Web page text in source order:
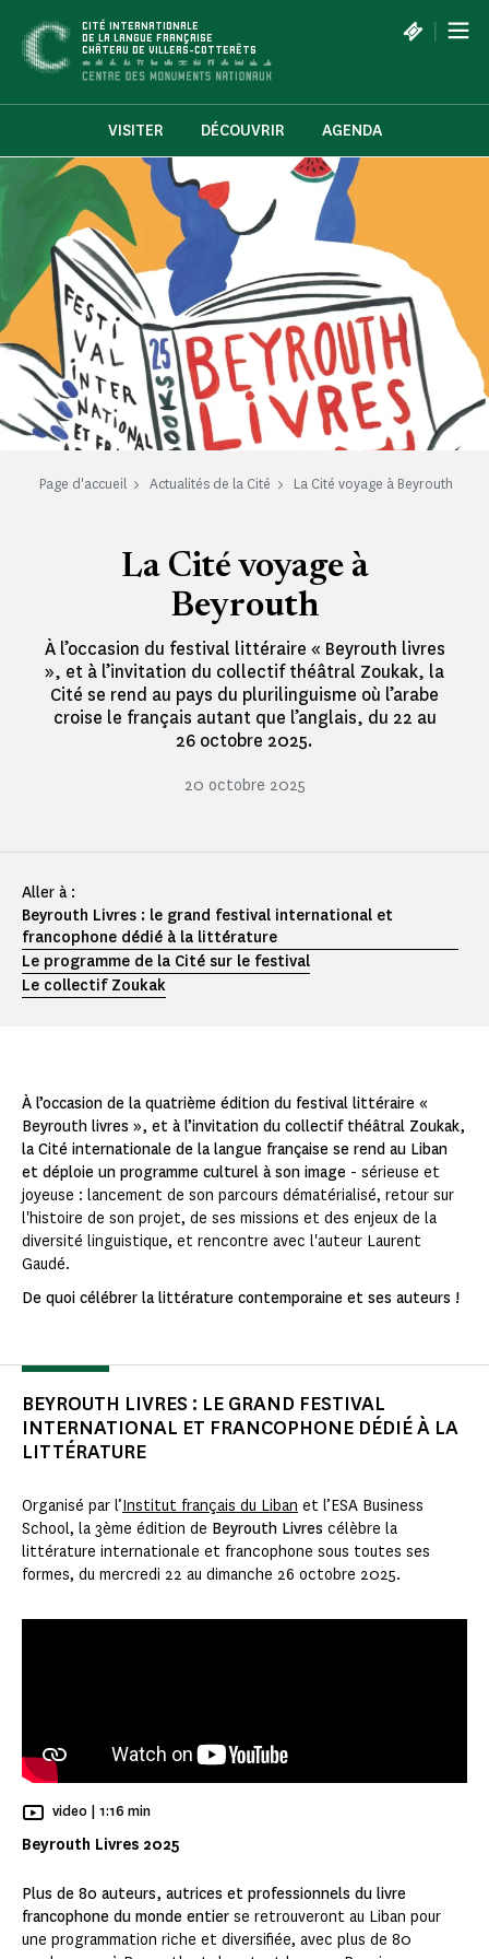
CITÉ INTERNATIONALE
DE LA LANGUE FRANÇAISE
CHÂTEAU DE VILLERS-COTTERÊTS
|
VISITER DÉCOUVRIR AGENDA
Page d'accueil Actualités de la Cité La Cité voyage à Beyrouth
La Cité voyage à
Beyrouth
À l’occasion du festival littéraire « Beyrouth livres
», et à l’invitation du collectif théâtral Zoukak, la
Cité se rend au pays du plurilinguisme où l’arabe
croise le français autant que l’anglais, du 22 au
26 octobre 2025.
20 octobre 2025
Aller à :
Beyrouth Livres : le grand festival international et
francophone dédié à la littérature
Le programme de la Cité sur le festival
Le collectif Zoukak
À l’occasion de la quatrième édition du festival littéraire «
Beyrouth livres », et à l’invitation du collectif théâtral Zoukak,
la Cité internationale de la langue française se rend au Liban
et déploie un programme culturel à son image - sérieuse et
joyeuse : lancement de son parcours dématérialisé, retour sur
l'histoire de son projet, de ses missions et des enjeux de la
diversité linguistique, et rencontre avec l'auteur Laurent
Gaudé.
De quoi célébrer la littérature contemporaine et ses auteurs !
BEYROUTH LIVRES : LE GRAND FESTIVAL
INTERNATIONAL ET FRANCOPHONE DÉDIÉ À LA
LITTÉRATURE
Organisé par l’Institut français du Liban et l’ESA Business
School, la 3ème édition de Beyrouth Livres célèbre la
littérature internationale et francophone sous toutes ses
formes, du mercredi 22 au dimanche 26 octobre 2025.
Beyrouth Livres 2025
video | Temps de Lecture
1:16 min
Plus de 80 auteurs, autrices et professionnels du livre
francophone du monde entier se retrouveront au Liban pour
une programmation riche et diversifiée, avec plus de 80